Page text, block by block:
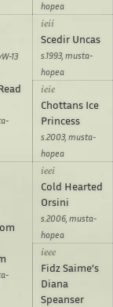
hopea
13
Scedir Uncas
s.1993, musta-
hopea
Chottans Ice
Princess
s.2003, musta-
hopea
Cold Hearted
Orsini
s.2006, musta-
hopea
Fidz Saime’s
Diana
Speanser